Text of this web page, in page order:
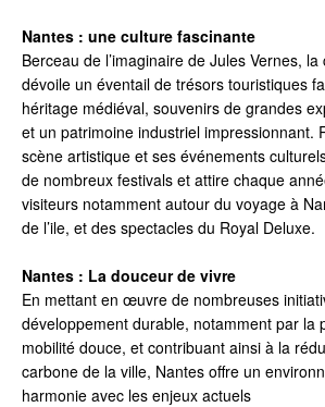
Nantes : une culture fascinante
Berceau de l’imaginaire de Jules Vernes,
dévoile un éventail de trésors touristiques
héritage médiéval, souvenirs de grandes
et un patrimoine industriel impressionnant.
scène artistique et ses événements
de nombreux festivals et attire chaque
visiteurs notamment autour du voyage à
de l’ile, et des spectacles du Royal Deluxe.
Nantes : La douceur de vivre
En mettant en œuvre de nombreuses
développement durable, notamment par la
mobilité douce, et contribuant ainsi à la
carbone de la ville, Nantes offre un
harmonie avec les enjeux actuels